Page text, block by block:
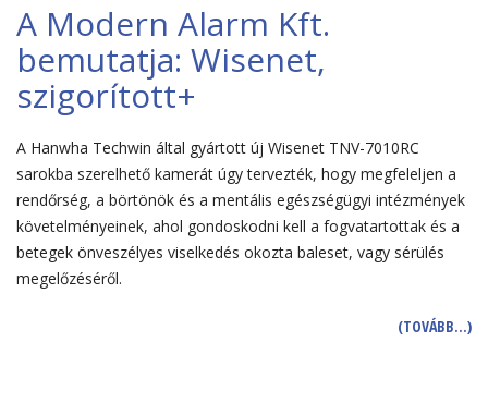
A Modern Alarm Kft.
bemutatja: Wisenet,
szigorított+
A Hanwha Techwin által gyártott új Wisenet TNV-7010RC
sarokba szerelhető kamerát úgy tervezték, hogy megfeleljen a
rendőrség, a börtönök és a mentális egészségügyi intézmények
követelményeinek, ahol gondoskodni kell a fogvatartottak és a
betegek önveszélyes viselkedés okozta baleset, vagy sérülés
megelőzéséről.
(TOVÁBB…)